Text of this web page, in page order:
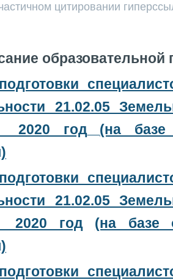
цитировании
21.02.05
2020 год
(на базе
21.02.05
2020 год
(на базе